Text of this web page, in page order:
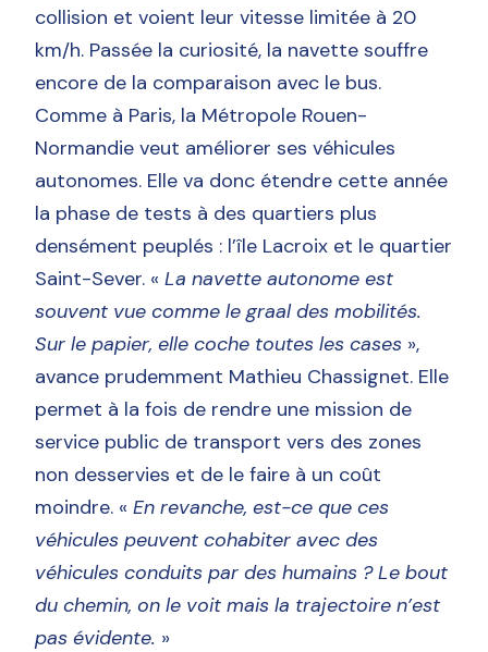
collision et voient leur vitesse limitée à 20
km/h. Passée la curiosité, la navette souffre
encore de la comparaison avec le bus.
Comme à Paris, la Métropole Rouen-
Normandie veut améliorer ses véhicules
autonomes. Elle va donc étendre cette année
la phase de tests à des quartiers plus
densément peuplés : l’île Lacroix et le quartier
Saint-Sever. «La navette autonome est
souvent vue comme le graal des mobilités.
Sur le papier, elle coche toutes les cases »,
avance prudemment Mathieu Chassignet. Elle
permet à la fois de rendre une mission de
service public de transport vers des zones
non desservies et de le faire à un coût
moindre. «En revanche, est-ce que ces
véhicules peuvent cohabiter avec des
véhicules conduits par des humains ? Le bout
du chemin, on le voit mais la trajectoire n’est
pas évidente. »